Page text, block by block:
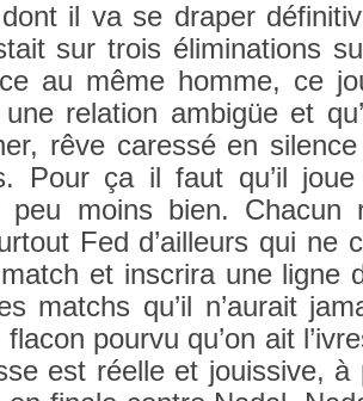
il va se drap­er
sur trois éli­mina­tions
au même homme, ce
re­la­tion ambigüe et
rêve caressé en
Pour ça il faut qu’il
peu moins bien.
Fed d’ail­leurs qui ne
et in­scrira une ligne
matchs qu’il n’aurait
pour­vu qu’on ait
est réelle et jouis­sive, à